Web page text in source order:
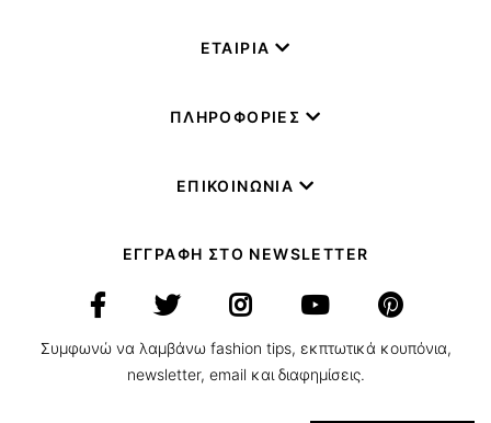
ΕΤΑΙΡΙΑ
ΠΛΗΡΟΦΟΡΙΕΣ
ΕΠΙΚΟΙΝΩΝΙΑ
ΕΓΓΡΑΦΗ ΣΤΟ NEWSLETTER
Συμφωνώ να λαμβάνω fashion tips, εκπτωτικά κουπόνια,
newsletter, email και διαφημίσεις.